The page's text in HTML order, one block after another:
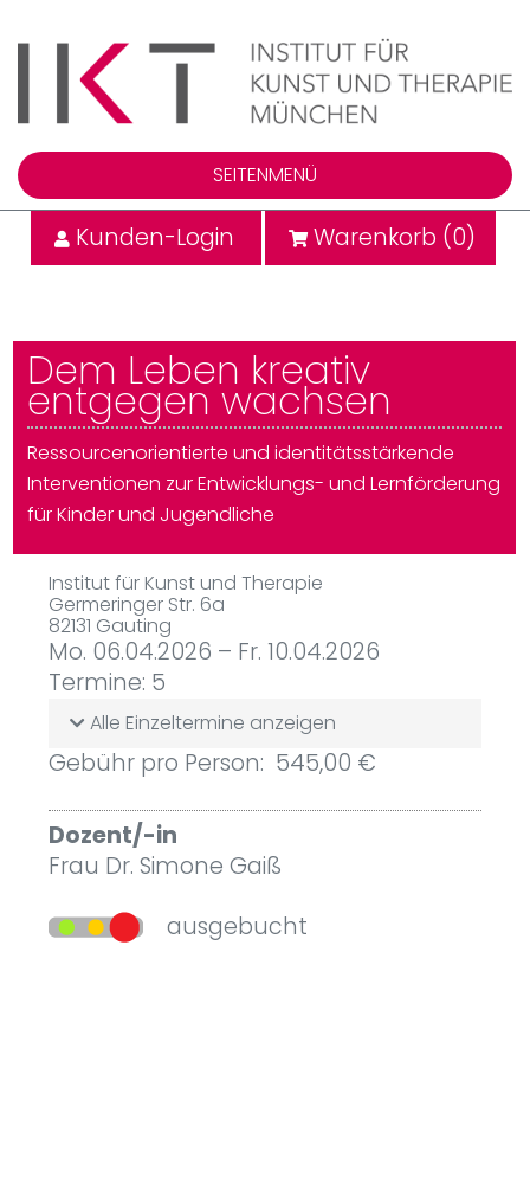
SEITENMENÜ
Kunden-Login Warenkorb (0)
Dem Leben kreativ
entgegen wachsen
Ressourcenorientierte und identitätsstärkende
Interventionen zur Entwicklungs- und Lernförderung
für Kinder und Jugendliche
Institut für Kunst und Therapie
Germeringer Str. 6a
82131 Gauting
Mo. 06.04.2026 – Fr. 10.04.2026
Termine: 5
Alle Einzeltermine anzeigen
Gebühr pro Person: 545,00 €
Dozent/-in
Frau Dr. Simone Gaiß
ausgebucht